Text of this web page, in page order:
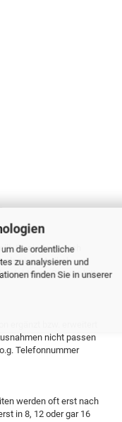
die ordentliche
zu analysieren und
finden Sie in unserer
Es sind nur noch
als einen Artikel
Sie uns bitte
ergänzt bzw. erweitert
nicht passen
Telefonnummer
werden oft erst nach
in 8, 12 oder gar 16